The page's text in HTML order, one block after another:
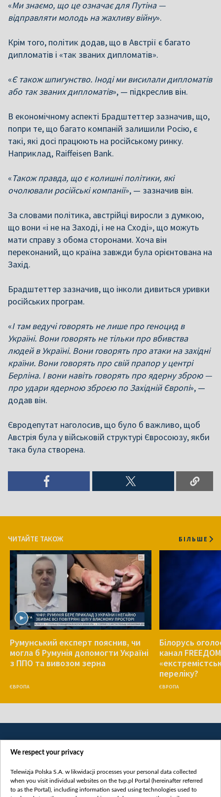
«Ми знаємо, що це означає для Путіна —
відправляти молодь на жахливу війну».
Крім того, політик додав, що в Австрії є багато
дипломатів і «так званих дипломатів».
«Є також шпигунство. Іноді ми висилали дипломатів
або так званих дипломатів», — підкреслив він.
В економічному аспекті Брадштеттер зазначив, що,
попри те, що багато компаній залишили Росію, є
такі, які досі працюють на російському ринку.
Наприклад, Raiffeisen Bank.
«Також правда, що є колишні політики, які
очолювали російські компанії», — зазначив він.
За словами політика, австрійці виросли з думкою,
що вони «і не на Заході, і не на Сході», що можуть
мати справу з обома сторонами. Хоча він
переконаний, що країна завжди була орієнтована на
Захід.
Брадштеттер зазначив, що інколи дивиться уривки
російських програм.
«І там ведучі говорять не лише про геноцид в
Україні. Вони говорять не тільки про вбивства
людей в Україні. Вони говорять про атаки на західні
країни. Вони говорять про свій прапор у центрі
Берліна. І вони навіть говорять про ядерну зброю —
про удари ядерною зброєю по Західній Європі», —
додав він.
Євродепутат наголосив, що було б важливо, щоб
Австрія була у військовій структурі Євросоюзу, якби
така була створена.
ЧИТАЙТЕ ТАКОЖ БІЛЬШЕ
Румунський експерт пояснив, чи
могла б Румунія допомогти Україні
з ППО та вивозом зерна
ЄВРОПА
Білорусь
канал FREEДОМ
переліку?
ЄВРОПА
We respect your privacy
Telewizja Polska S.A. w likwidacji processes your personal data collected
when you visit individual websites on the tvp.pl Portal (hereinafter referred
to as the Portal), including information saved using technologies used to